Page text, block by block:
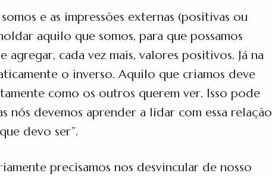
e as impressões externas (positivas ou
aquilo que somos, para que possamos
agregar, cada vez mais, valores positivos. Já na
o inverso. Aquilo que criamos deve
como os outros querem ver. Isso pode
nós devemos aprender a lidar com essa relação
devo ser”.
precisamos nos desvincular de nosso